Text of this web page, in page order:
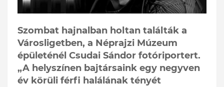
Szombat hajnalban holtan találták a
Városligetben, a Néprajzi Múzeum
épületénél Csudai Sándor fotóriportert.
„A helyszínen bajtársaink egy negyven
év körüli férfi halálának tényét